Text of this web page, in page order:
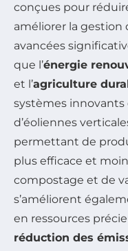
conçues pour
améliorer la gestion
avancées
que l’énergie
et l’agriculture
systèmes innovants
d’éoliennes
permettant de
plus efficace et
compostage et de
s’améliorent
en ressources
réduction des